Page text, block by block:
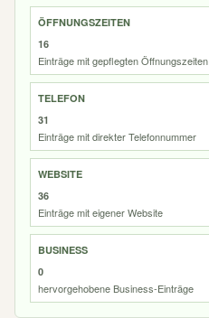
ÖFFNUNGSZEITEN
16
Einträge mit gepflegten Öffnungszeiten
TELEFON
31
Einträge mit direkter Telefonnummer
WEBSITE
36
Einträge mit eigener Website
BUSINESS
0
hervorgehobene Business-Einträge